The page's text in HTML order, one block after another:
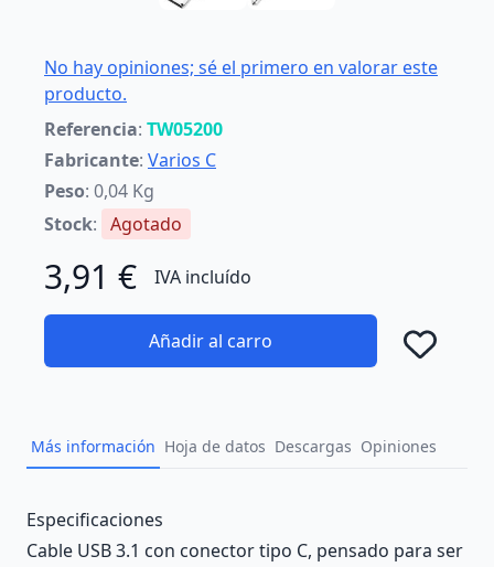
No hay opiniones; sé el primero en valorar este
producto.
Referencia: TW05200
Fabricante: Varios C
Peso: 0,04 Kg
Stock: Agotado
3,91 € IVA incluído
Añadir al carro
Más información Hoja de datos Descargas Opiniones
Description
Especificaciones
Cable USB 3.1 con conector tipo C, pensado para ser